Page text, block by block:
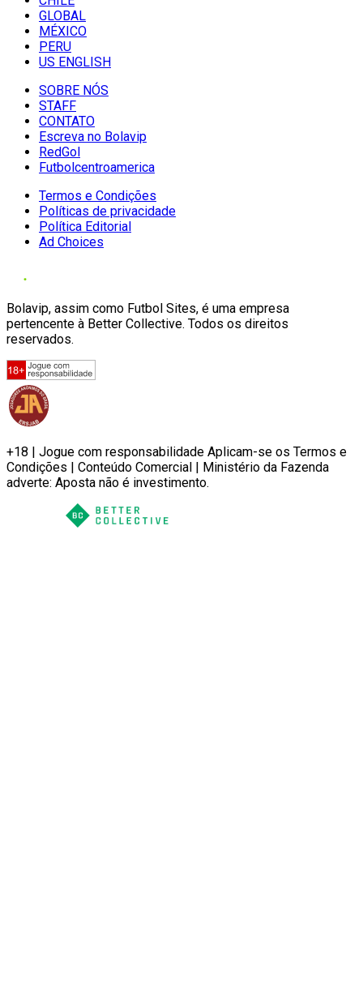
GLOBAL
MÉXICO
PERU
US ENGLISH
SOBRE NÓS
STAFF
CONTATO
Escreva no Bolavip
RedGol
Futbolcentroamerica
Termos e Condições
Políticas de privacidade
Política Editorial
Ad Choices
Bolavip, assim como Futbol Sites, é uma empresa
pertencente à Better Collective. Todos os direitos
reservados.
+18 | Jogue com responsabilidade Aplicam-se os Termos e
Condições | Conteúdo Comercial | Ministério da Fazenda
adverte: Aposta não é investimento.